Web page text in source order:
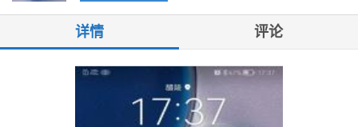
详情 评论